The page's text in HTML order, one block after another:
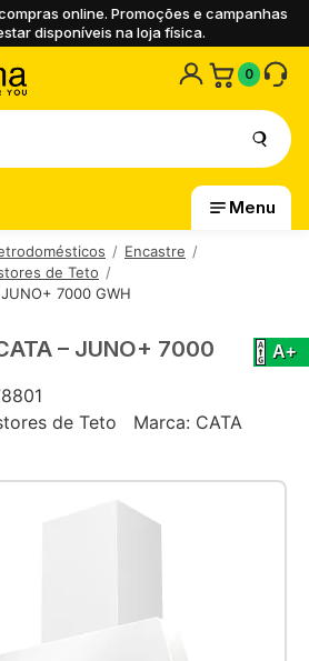
online. Promoções e campanhas
disponíveis na loja física.
0
Menu
Encastre
de Teto
JUNO+ 7000 GWH
– JUNO+ 7000
A+
de Teto Marca: CATA